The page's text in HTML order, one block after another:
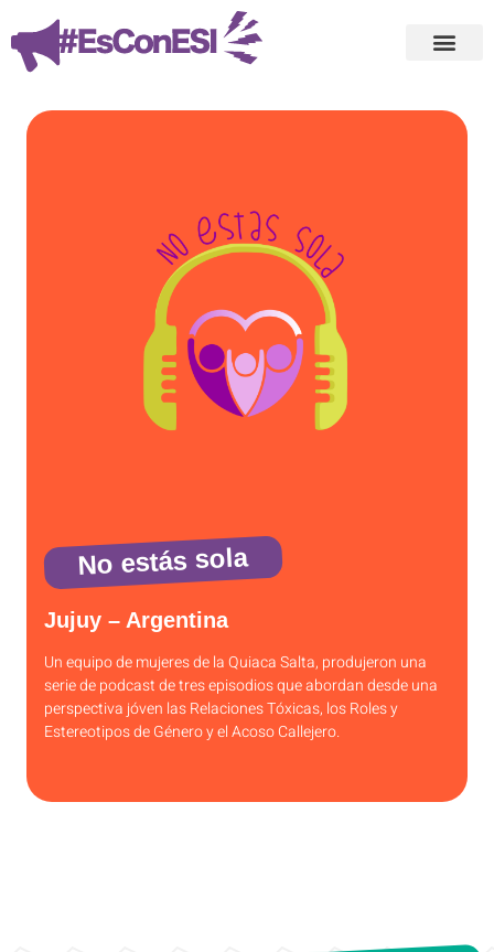
No estás sola
Jujuy – Argentina
Un equipo de mujeres de la Quiaca Salta, produjeron una
serie de podcast de tres episodios que abordan desde una
perspectiva jóven las Relaciones Tóxicas, los Roles y
Estereotipos de Género y el Acoso Callejero.